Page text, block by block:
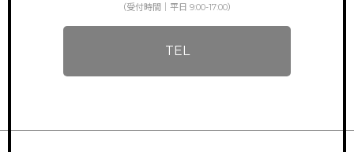
INSTAGRAM 公式インスタグラム
（受付時間｜平日 9:00-17:00）
TEL